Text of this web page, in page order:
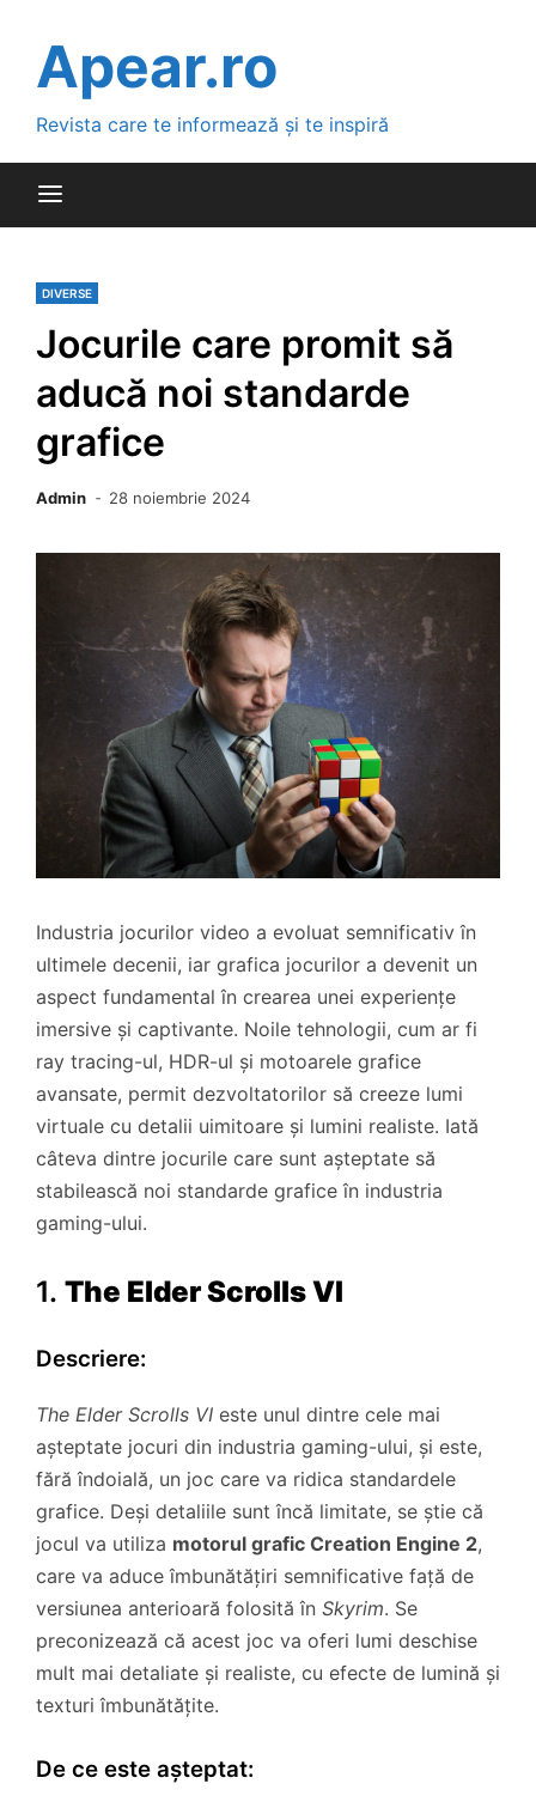
contentApear.ro
Revista care te informează și te inspiră
DIVERSE
Jocurile care promit să
aducă noi standarde
grafice
Admin 28 noiembrie 2024
Industria jocurilor video a evoluat semnificativ în
ultimele decenii, iar grafica jocurilor a devenit un
aspect fundamental în crearea unei experiențe
imersive și captivante. Noile tehnologii, cum ar fi
ray tracing-ul, HDR-ul și motoarele grafice
avansate, permit dezvoltatorilor să creeze lumi
virtuale cu detalii uimitoare și lumini realiste. Iată
câteva dintre jocurile care sunt așteptate să
stabilească noi standarde grafice în industria
gaming-ului.
1. The Elder Scrolls VI
Descriere:
The Elder Scrolls VI este unul dintre cele mai
așteptate jocuri din industria gaming-ului, și este,
fără îndoială, un joc care va ridica standardele
grafice. Deși detaliile sunt încă limitate, se știe că
jocul va utiliza motorul grafic Creation Engine 2,
care va aduce îmbunătățiri semnificative față de
versiunea anterioară folosită în Skyrim. Se
preconizează că acest joc va oferi lumi deschise
mult mai detaliate și realiste, cu efecte de lumină și
texturi îmbunătățite.
De ce este așteptat: